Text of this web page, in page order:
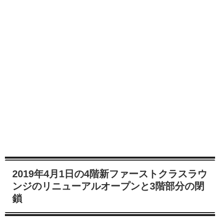
2019年4月1日の4階新ファーストクラスラウ
ンジのリニューアルオープンと3階部分の閉
鎖